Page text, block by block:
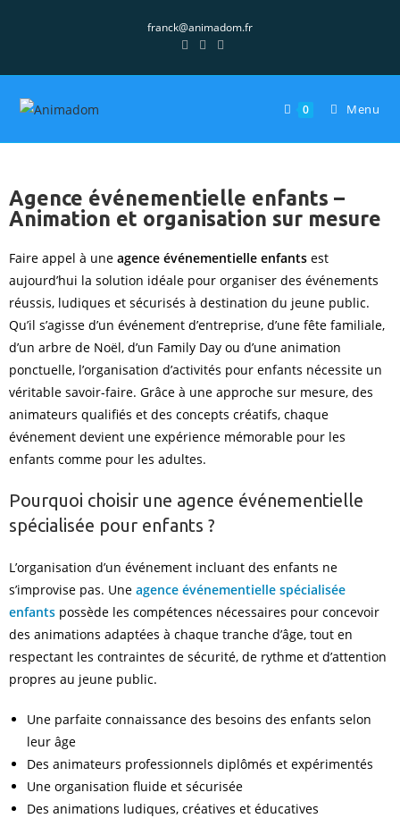
franck@animadom.fr
0 Menu
Agence événementielle enfants –
Animation et organisation sur mesure
Faire appel à une agence événementielle enfants est
aujourd’hui la solution idéale pour organiser des événements
réussis, ludiques et sécurisés à destination du jeune public.
Qu’il s’agisse d’un événement d’entreprise, d’une fête familiale,
d’un arbre de Noël, d’un Family Day ou d’une animation
ponctuelle, l’organisation d’activités pour enfants nécessite un
véritable savoir-faire. Grâce à une approche sur mesure, des
animateurs qualifiés et des concepts créatifs, chaque
événement devient une expérience mémorable pour les
enfants comme pour les adultes.
Pourquoi choisir une agence événementielle
spécialisée pour enfants ?
L’organisation d’un événement incluant des enfants ne
s’improvise pas. Une agence événementielle spécialisée
enfants possède les compétences nécessaires pour concevoir
des animations adaptées à chaque tranche d’âge, tout en
respectant les contraintes de sécurité, de rythme et d’attention
propres au jeune public.
Une parfaite connaissance des besoins des enfants selon
leur âge
Des animateurs professionnels diplômés et expérimentés
Une organisation fluide et sécurisée
Des animations ludiques, créatives et éducatives